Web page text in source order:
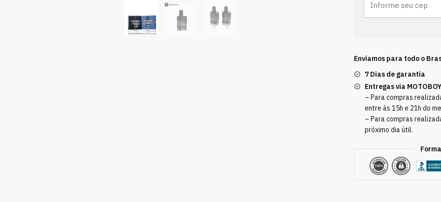
Enviamos para todo o
7 Dias de garantia
Entregas via
– Para compras
entre às 15h e 21h do
– Para compras
próximo dia útil.